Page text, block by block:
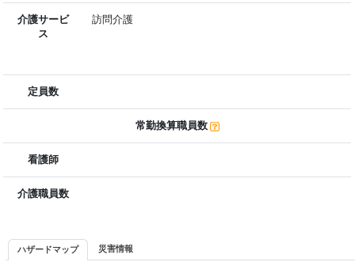
介護サービ
ス
訪問介護
定員数
常勤換算職員数
看護師
介護職員数
ハザードマップ 災害情報